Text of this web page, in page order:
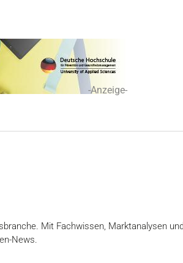
-Anzeige-
Mit Fachwissen, Marktanalysen
News.